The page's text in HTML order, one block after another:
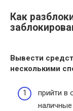
Как
Вывести
несколькими
прийти в
наличные